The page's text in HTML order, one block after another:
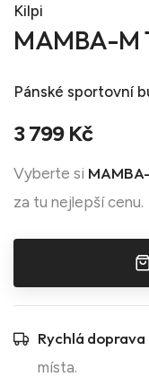
Kilpi
MAMBA-M
Pánské sportovní
3 799 Kč
Vyberte si
za tu nejlepší cenu.
Rychlá doprava
místa.